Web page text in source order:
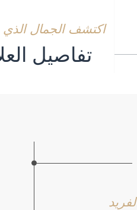
اكتشف الجمال الذي
تفاصيل